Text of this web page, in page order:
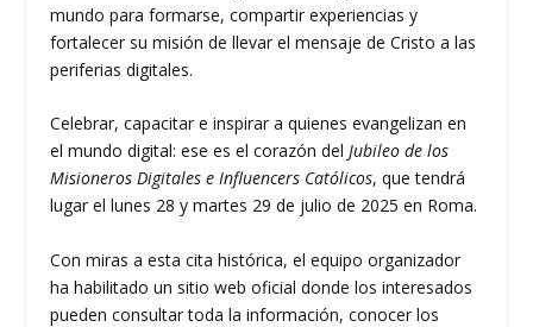
mundo para formarse, compartir experiencias y
fortalecer su misión de llevar el mensaje de Cristo a las
periferias digitales.
Celebrar, capacitar e inspirar a quienes evangelizan en
el mundo digital: ese es el corazón delJubileo de los
Misioneros Digitales e Influencers Católicos, que tendrá
lugar el lunes 28 y martes 29 de julio de 2025 en Roma.
Con miras a esta cita histórica, el equipo organizador
ha habilitado un sitio web oficial donde los interesados
pueden consultar toda la información, conocer los